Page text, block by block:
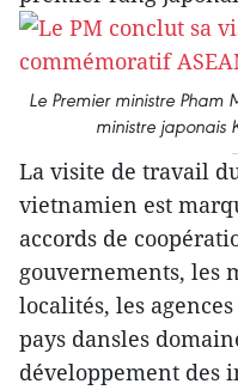
Le Premier ministre Pham
ministre japonais
La visite de travail
vietnamien est
accords de
gouvernements, les
localités, les
pays dansles
développement des